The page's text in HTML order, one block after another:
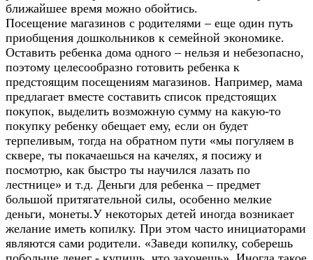
ближайшее время можно обойтись.
Посещение магазинов с родителями – еще один путь
приобщения дошкольников к семейной экономике.
Оставить ребенка дома одного – нельзя и небезопасно,
поэтому целесообразно готовить ребенка к
предстоящим посещениям магазинов. Например, мама
предлагает вместе составить список предстоящих
покупок, выделить возможную сумму на какую-то
покупку ребенку обещает ему, если он будет
терпеливым, тогда на обратном пути «мы погуляем в
сквере, ты покачаешься на качелях, я посижу и
посмотрю, как быстро ты научился лазать по
лестнице» и т.д. Деньги для ребенка – предмет
большой притягательной силы, особенно мелкие
деньги, монеты.У некоторых детей иногда возникает
желание иметь копилку. При этом часто инициаторами
являются сами родители. «Заведи копилку, соберешь